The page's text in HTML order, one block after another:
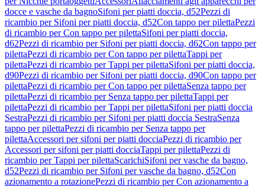
docce e vasche da bagnoSifoni per piatti doccia, d52Pezzi di
ricambio per Sifoni per piatti doccia, d52Con tappo per pilettaPezzi
di ricambio per Con tappo per pilettaSifoni per piatti doccia,
d62Pezzi di ricambio per Sifoni per piatti doccia, d62Con tappo per
pilettaPezzi di ricambio per Con tappo per pilettaTappi per
pilettaPezzi di ricambio per Tappi per pilettaSifoni per piatti doccia,
d90Pezzi di ricambio per Sifoni per piatti doccia, d90Con tappo per
pilettaPezzi di ricambio per Con tappo per pilettaSenza tappo per
pilettaPezzi di ricambio per Senza tappo per pilettaTappi per
pilettaPezzi di ricambio per Tappi per pilettaSifoni per piatti doccia
SestraPezzi di ricambio per Sifoni per piatti doccia SestraSenza
tappo per pilettaPezzi di ricambio per Senza tappo per
pilettaAccessori per sifoni per piatti docciaPezzi di ricambio per
Accessori per sifoni per piatti docciaTappi per pilettaPezzi di
ricambio per Tappi per pilettaScarichiSifoni per vasche da bagno,
d52Pezzi di ricambio per Sifoni per vasche da bagno, d52Con
azionamento a rotazionePezzi di ricambio per Con azionamento a